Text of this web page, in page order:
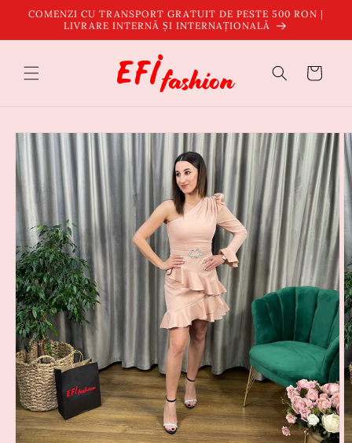
Salt la
conținut
COMENZI CU TRANSPORT GRATUIT DE PESTE 500 RON |
LIVRARE INTERNĂ ȘI INTERNAȚIONALĂ
Coș
informațiile
despre
produs